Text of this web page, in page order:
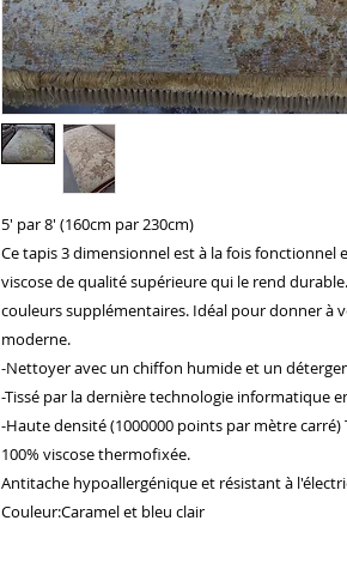
5' par 8' (160cm par 230cm)
Ce tapis 3 dimensionnel est à la fois fonctionnel
viscose de qualité supérieure qui le rend
couleurs supplémentaires. Idéal pour donner à
moderne.
-Nettoyer avec un chiffon humide et un
-Tissé par la dernière technologie informatique
-Haute densité (1000000 points par mètre carré)
100% viscose thermofixée.
Antitache hypoallergénique et résistant à
Couleur:Caramel et bleu clair